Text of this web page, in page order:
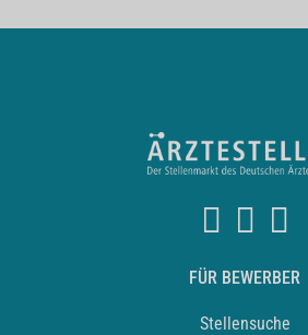
FÜR BEWERBER
Stellensuche